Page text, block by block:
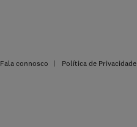
Fala connosco Política de Privacidade